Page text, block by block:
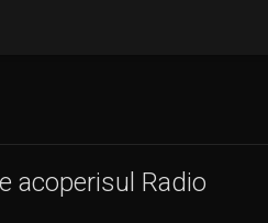
acoperisul Radio